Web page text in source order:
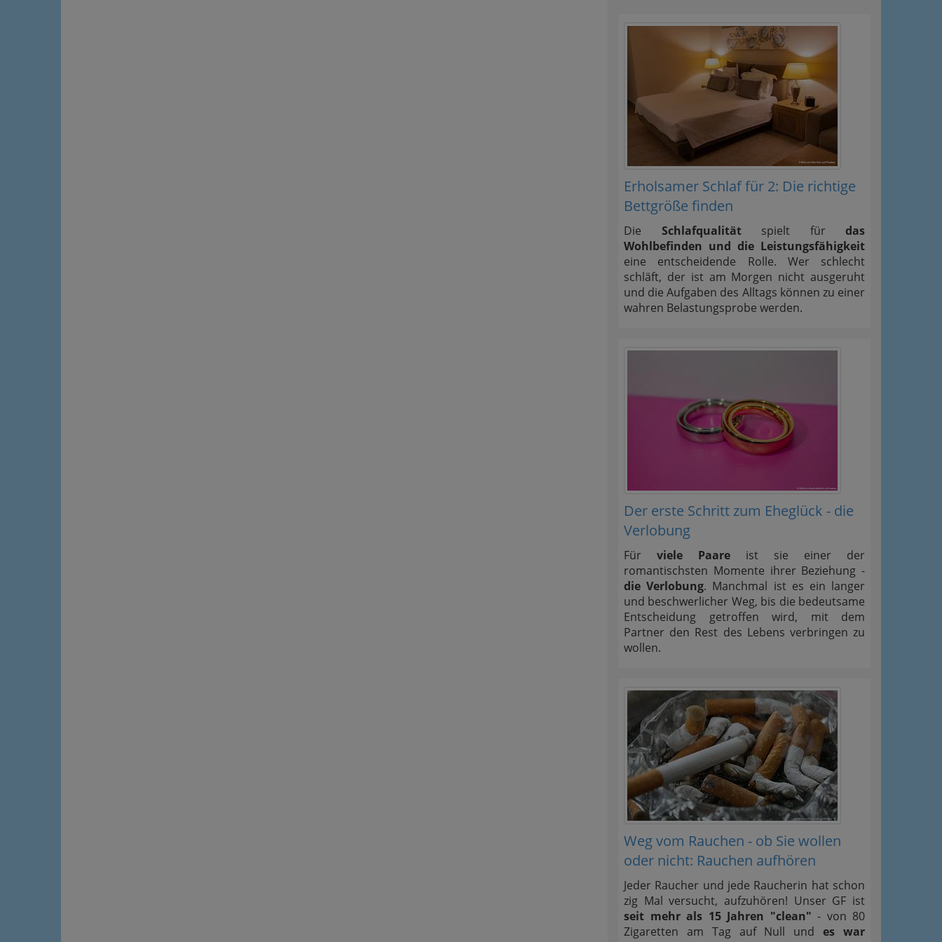
Erholsamer Schlaf für 2: Die richtige
Bettgröße finden
Die Schlafqualitätspielt für das
Wohlbefinden und die Leistungsfähigkeit
eine entscheidende Rolle. Wer schlecht
schläft, der ist am Morgen nicht ausgeruht
und die Aufgaben des Alltags können zu einer
wahren Belastungsprobe werden.
Der erste Schritt zum Eheglück - die
Verlobung
Für viele Paare ist sie einer der
romantischsten Momente ihrer Beziehung -
die Verlobung. Manchmal ist es ein langer
und beschwerlicher Weg, bis die bedeutsame
Entscheidung getroffen wird, mit dem
Partner den Rest des Lebens verbringen zu
wollen.
Weg vom Rauchen - ob Sie wollen
oder nicht: Rauchen aufhören
Jeder Raucher und jede Raucherin hat schon
zig Mal versucht, aufzuhören! Unser GF ist
seit mehr als 15 Jahren "clean" - von 80
Zigaretten am Tag auf Null undes war